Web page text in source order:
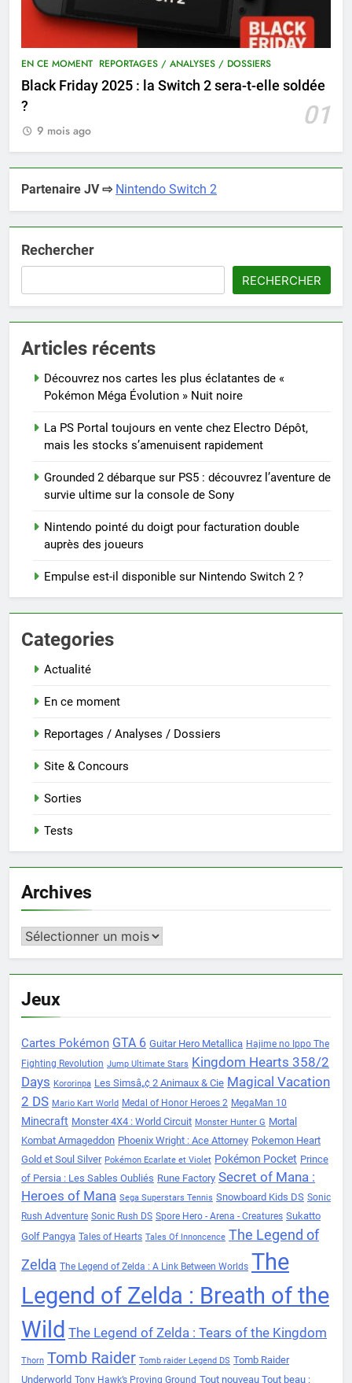
EN CE MOMENT REPORTAGES / ANALYSES / DOSSIERS
Black Friday 2025 : la Switch 2 sera-t-elle soldée
?
01
9 mois ago
Partenaire JV ⇨ Nintendo Switch 2
Rechercher
RECHERCHER
Articles récents
Découvrez nos cartes les plus éclatantes de «
Pokémon Méga Évolution » Nuit noire
La PS Portal toujours en vente chez Electro Dépôt,
mais les stocks s’amenuisent rapidement
Grounded 2 débarque sur PS5 : découvrez l’aventure de
survie ultime sur la console de Sony
Nintendo pointé du doigt pour facturation double
auprès des joueurs
Empulse est-il disponible sur Nintendo Switch 2 ?
Categories
Actualité
En ce moment
Reportages / Analyses / Dossiers
Site & Concours
Sorties
Tests
Archives
Archives
Jeux
Cartes Pokémon GTA 6 Guitar Hero Metallica Hajime no Ippo The
Fighting Revolution Jump Ultimate Stars Kingdom Hearts 358/2
Days Kororinpa Les Simsâ„¢ 2 Animaux & Cie Magical Vacation
2 DS Mario Kart World Medal of Honor Heroes 2 MegaMan 10
Minecraft Monster 4X4 : World Circuit Monster Hunter G Mortal
Kombat Armageddon Phoenix Wright : Ace Attorney Pokemon Heart
Gold et Soul Silver Pokémon Ecarlate et Violet Pokémon Pocket Prince
of Persia : Les Sables Oubliés Rune Factory Secret of Mana :
Heroes of Mana Sega Superstars Tennis Snowboard Kids DS Sonic
Rush Adventure Sonic Rush DS Spore Hero - Arena - Creatures Sukatto
Golf Pangya Tales of Hearts Tales Of Innoncence The Legend of
Zelda The Legend of Zelda : A Link Between Worlds The
Legend of Zelda : Breath of the
Wild The Legend of Zelda : Tears of the Kingdom
Thorn Tomb Raider Tomb raider Legend DS Tomb Raider
Underworld Tony Hawk’s Proving Ground Tout nouveau Tout beau :